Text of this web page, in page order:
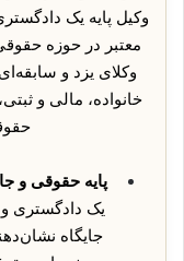
وکیل پایه یک
معتبر در حوزه
وکلای یزد و
خانواده، مالی و
پایه حقوقی و
یک دادگستری
جایگاه